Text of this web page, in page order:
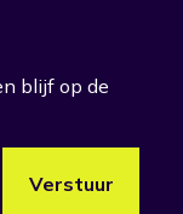
blijf op de